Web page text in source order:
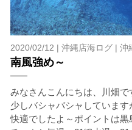
2020/02/12 | 沖縄店海ログ| 沖
南風強め～
みなさんこんにちは、川畑
少しバシャバシャしていま
快適でしたよ～ポイントは